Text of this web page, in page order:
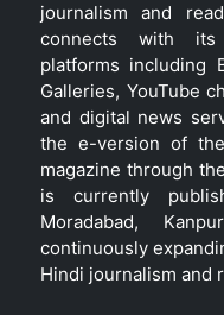
journalism and
connects with its
platforms including
Galleries, YouTube
and digital news
the e-version of
magazine through
is currently
Moradabad,
continuously
Hindi journalism and